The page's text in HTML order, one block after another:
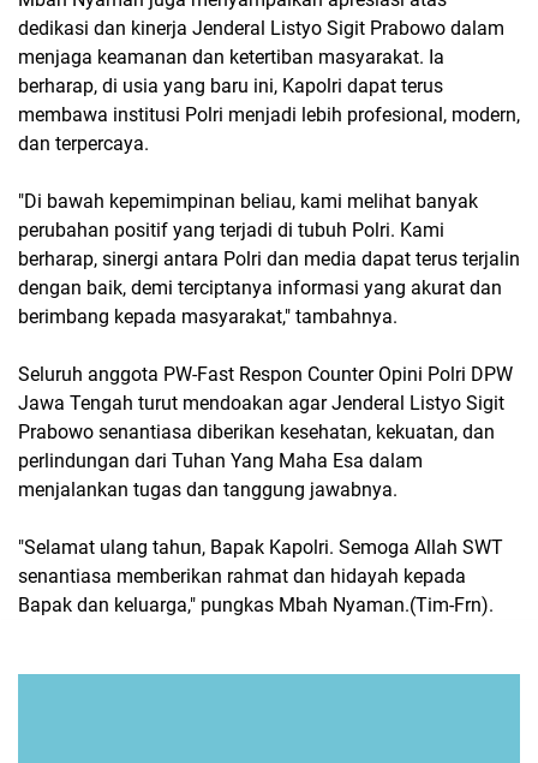
dedikasi dan kinerja Jenderal Listyo Sigit Prabowo dalam
menjaga keamanan dan ketertiban masyarakat. Ia
berharap, di usia yang baru ini, Kapolri dapat terus
membawa institusi Polri menjadi lebih profesional, modern,
dan terpercaya.
"Di bawah kepemimpinan beliau, kami melihat banyak
perubahan positif yang terjadi di tubuh Polri. Kami
berharap, sinergi antara Polri dan media dapat terus terjalin
dengan baik, demi terciptanya informasi yang akurat dan
berimbang kepada masyarakat," tambahnya.
Seluruh anggota PW-Fast Respon Counter Opini Polri DPW
Jawa Tengah turut mendoakan agar Jenderal Listyo Sigit
Prabowo senantiasa diberikan kesehatan, kekuatan, dan
perlindungan dari Tuhan Yang Maha Esa dalam
menjalankan tugas dan tanggung jawabnya.
"Selamat ulang tahun, Bapak Kapolri. Semoga Allah SWT
senantiasa memberikan rahmat dan hidayah kepada
Bapak dan keluarga," pungkas Mbah Nyaman.(Tim-Frn).